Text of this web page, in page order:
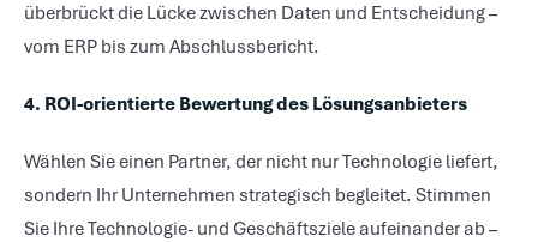
überbrückt die Lücke zwischen Daten und Entscheidung –
vom ERP bis zum Abschlussbericht.
4. ROI-orientierte Bewertung des Lösungsanbieters
Wählen Sie einen Partner, der nicht nur Technologie liefert,
sondern Ihr Unternehmen strategisch begleitet. Stimmen
Sie Ihre Technologie- und Geschäftsziele aufeinander ab –